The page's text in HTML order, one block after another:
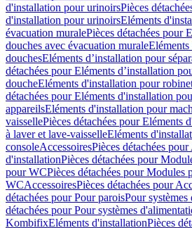
d'installation pour urinoirsPièces
d'installation pour urinoirsEléments
évacuation muralePièces détachées pour
douches avec évacuation murale
douchesEléments d’installation pour
détachées pour Eléments d’installation
doucheEléments d'installation pour
détachées pour Eléments d'installation
appareilsEléments d'installation pour
vaissellePièces détachées pour Eléments
à laver et lave-vaisselleEléments
consoleAccessoiresPièces détachées
d'installationPièces détachées pour
pour WCPièces détachées pour Modules
WCAccessoiresPièces détachées pour
détachées pour Pour paroisPour
détachées pour Pour systèmes
KombifixEléments d'installationPièces